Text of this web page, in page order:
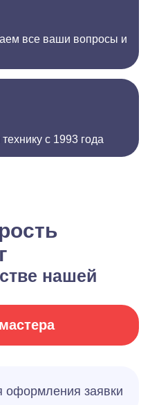
все ваши вопросы и
с 1993 года
нашей
оформления заявки